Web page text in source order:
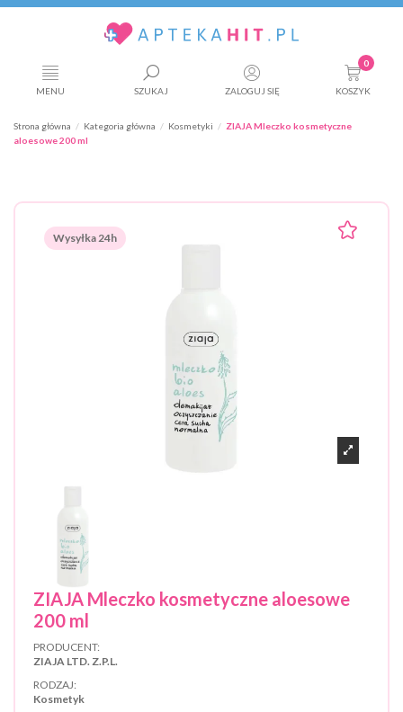
MENU SZUKAJ ZALOGUJ SIĘ
0
KOSZYK
Strona główna Kategoria główna Kosmetyki
ZIAJA Mleczko kosmetyczne
aloesowe 200 ml
Wysyłka 24h
ZIAJA Mleczko kosmetyczne aloesowe
200 ml
PRODUCENT:
ZIAJA LTD. Z.P.L.
RODZAJ:
Kosmetyk